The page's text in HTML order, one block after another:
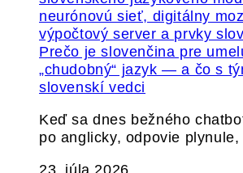
Prečo je slovenčina pre
„chudobný“ jazyk — a čo s
slovenskí vedci
Keď sa dnes bežného
po anglicky, odpovie
23. júla 2026